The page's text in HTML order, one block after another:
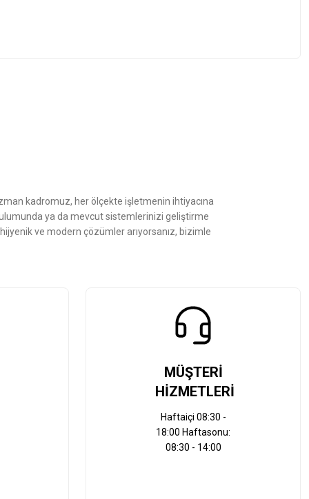
kadromuz, her ölçekte işletmenin ihtiyacına
ya da mevcut sistemlerinizi geliştirme
ve modern çözümler arıyorsanız, bizimle
MÜŞTERİ
HİZMETLERİ
Haftaiçi 08:30 -
18:00 Haftasonu:
08:30 - 14:00